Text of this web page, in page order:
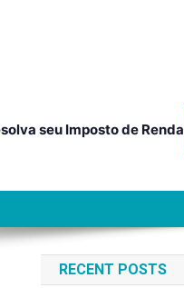
seu Imposto de Renda
RECENT POSTS